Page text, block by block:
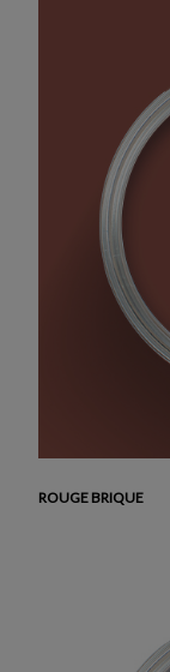
ROUGE BRIQUE